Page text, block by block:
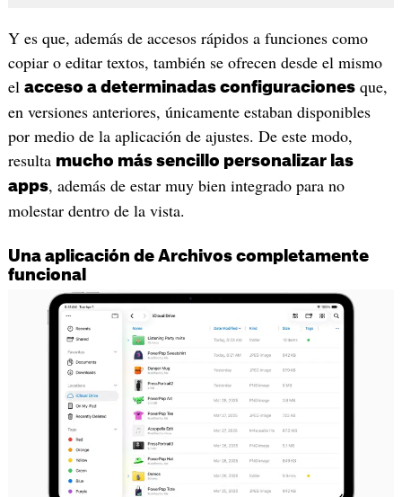
Y es que, además de accesos rápidos a funciones como
copiar o editar textos, también se ofrecen desde el mismo
el acceso a determinadas configuracionesque,
en versiones anteriores, únicamente estaban disponibles
por medio de la aplicación de ajustes. De este modo,
resulta mucho más sencillo personalizar las
apps, además de estar muy bien integrado para no
molestar dentro de la vista.
Una aplicación de Archivos completamente
funcional